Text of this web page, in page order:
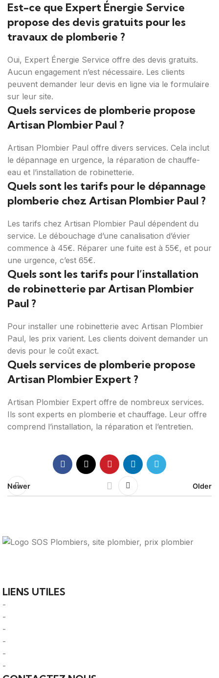
Est-ce que Expert Énergie Service
propose des devis gratuits pour les
travaux de plomberie ?
Oui, Expert Énergie Service offre des devis gratuits.
Aucun engagement n’est nécessaire. Les clients
peuvent demander leur devis en ligne via le formulaire
sur leur site.
Quels services de plomberie propose
Artisan Plombier Paul ?
Artisan Plombier Paul offre divers services. Cela inclut
le dépannage en urgence, la réparation de chauffe-
eau et l’installation de robinetterie.
Quels sont les tarifs pour le dépannage
plomberie chez Artisan Plombier Paul ?
Les tarifs chez Artisan Plombier Paul dépendent du
service. Le débouchage d’une canalisation d’évier
commence à 45€. Réparer une fuite est à 55€, et pour
une urgence, c’est 65€.
Quels sont les tarifs pour l’installation
de robinetterie par Artisan Plombier
Paul ?
Pour installer une robinetterie avec Artisan Plombier
Paul, les prix varient. Les clients doivent demander un
devis pour le coût exact.
Quels services de plomberie propose
Artisan Plombier Expert ?
Artisan Plombier Expert offre de nombreux services.
Ils sont experts en plomberie et chauffage. Leur offre
comprend l’installation, la réparation et l’entretien.
Newer Older
LIENS UTILES
-
-
-
-
-
-